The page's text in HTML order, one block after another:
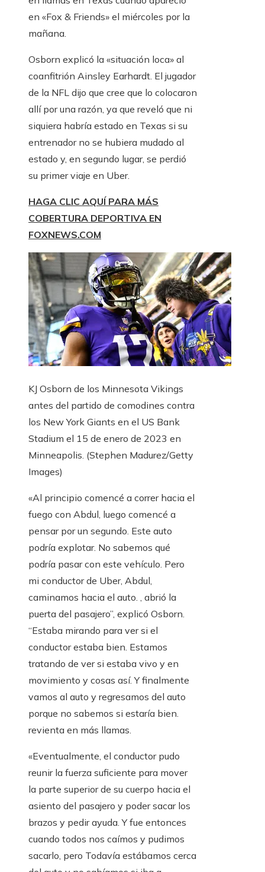
en «Fox & Friends» el miércoles por la
mañana.
Osborn explicó la «situación loca» al
coanfitrión Ainsley Earhardt. El jugador
de la NFL dijo que cree que lo colocaron
allí por una razón, ya que reveló que ni
siquiera habría estado en Texas si su
entrenador no se hubiera mudado al
estado y, en segundo lugar, se perdió
su primer viaje en Uber.
HAGA CLIC AQUÍ PARA MÁS
COBERTURA DEPORTIVA EN
FOXNEWS.COM
KJ Osborn de los Minnesota Vikings
antes del partido de comodines contra
los New York Giants en el US Bank
Stadium el 15 de enero de 2023 en
Minneapolis. (Stephen Madurez/Getty
Images)
«Al principio comencé a correr hacia el
fuego con Abdul, luego comencé a
pensar por un segundo. Este auto
podría explotar. No sabemos qué
podría pasar con este vehículo. Pero
mi conductor de Uber, Abdul,
caminamos hacia el auto. , abrió la
puerta del pasajero”, explicó Osborn.
“Estaba mirando para ver si el
conductor estaba bien. Estamos
tratando de ver si estaba vivo y en
movimiento y cosas así. Y finalmente
vamos al auto y regresamos del auto
porque no sabemos si estaría bien.
revienta en más llamas.
«Eventualmente, el conductor pudo
reunir la fuerza suficiente para mover
la parte superior de su cuerpo hacia el
asiento del pasajero y poder sacar los
brazos y pedir ayuda. Y fue entonces
cuando todos nos caímos y pudimos
sacarlo, pero Todavía estábamos cerca